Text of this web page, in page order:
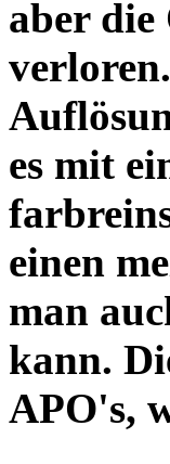
aber die
es mit
einen
man
kann.
APO's,